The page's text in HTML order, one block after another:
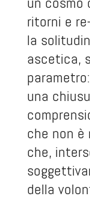
ritorni e
la
ascetica,
una
che non è
che,
della